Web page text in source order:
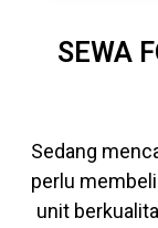
SEWA
Sedang
perlu
unit